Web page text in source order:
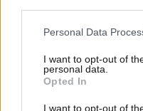
Please note that this
not limited to your visit or
grant or deny consent to
use your data for below
consent section.
Personal Data
I want to opt-out of
personal data.
Opted In
I want to opt-out of
Η κυβέρνηση του